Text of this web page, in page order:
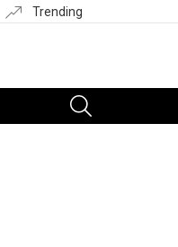
Trending